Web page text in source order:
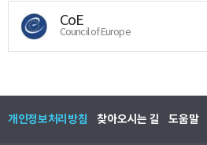
CoE
Council of Europe
개인정보처리방침 찾아오시는 길 도움말